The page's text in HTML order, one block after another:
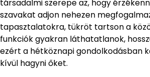
társadalmi szerepe az, hogy
szavakat adjon nehezen
tapasztalatokra, tükröt tartson a
funkciók gyakran láthatatlanok,
ezért a hétköznapi gondolkodásban
kívül hagyni őket.